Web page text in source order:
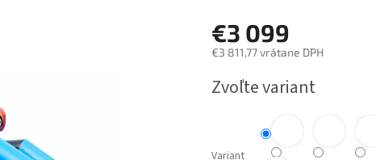
€3 099
€3 811,77 vrátane DPH
cena:
Zvoľte variant
Variant